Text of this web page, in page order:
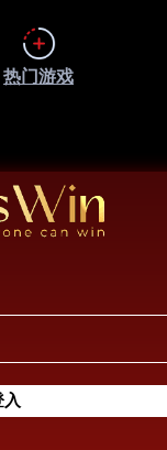
热门游戏